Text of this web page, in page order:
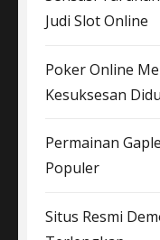
Judi Slot Online
Poker Online
Kesuksesan
Permainan
Populer
Situs Resmi